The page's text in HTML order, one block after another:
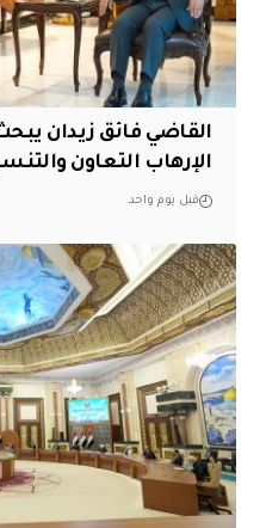
القاضي فائق زيدان
الإرهاب التعاون
قبل يوم واحد